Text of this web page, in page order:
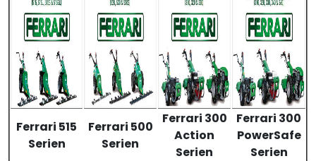
Ferrari 515
Serien
Ferrari 500
Serien
Ferrari 300
Action
Serien
Ferrari 300
PowerSafe
Serien